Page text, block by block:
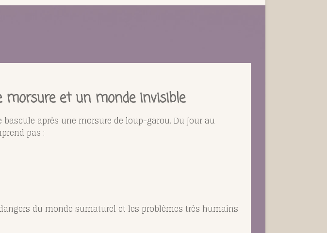
morsure et un monde invisible
après une morsure de loup-garou. Du jour au
pas :
du monde surnaturel et les problèmes très humains